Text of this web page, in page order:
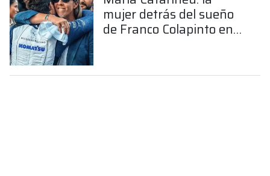
mujer detrás del sueño
de Franco Colapinto en